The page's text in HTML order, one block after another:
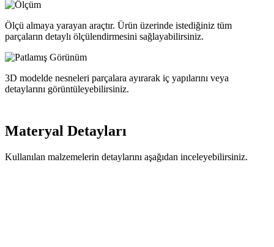
Ölçü almaya yarayan araçtır. Ürün üzerinde istediğiniz tüm
parçaların detaylı ölçülendirmesini sağlayabilirsiniz.
3D modelde nesneleri parçalara ayırarak iç yapılarını veya
detaylarını görüntüleyebilirsiniz.
Materyal Detayları
Kullanılan malzemelerin detaylarını aşağıdan inceleyebilirsiniz.